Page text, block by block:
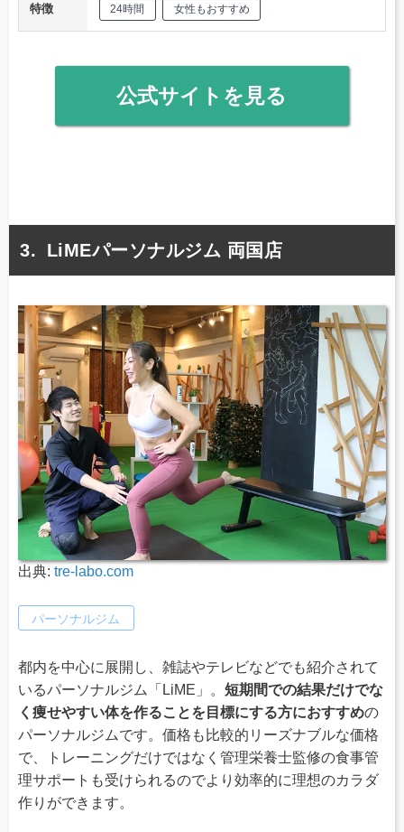
特徴 24時間 女性もおすすめ
公式サイトを見る
LiMEパーソナルジム 両国店
出典: tre-labo.com
パーソナルジム
都内を中心に展開し、雑誌やテレビなどでも紹介されて
いるパーソナルジム「LiME」。 短期間での結果だけでな
く痩せやすい体を作ることを目標にする方におすすめの
パーソナルジムです。価格も比較的リーズナブルな価格
で、トレーニングだけではなく管理栄養士監修の食事管
理サポートも受けられるのでより効率的に理想のカラダ
作りができます。